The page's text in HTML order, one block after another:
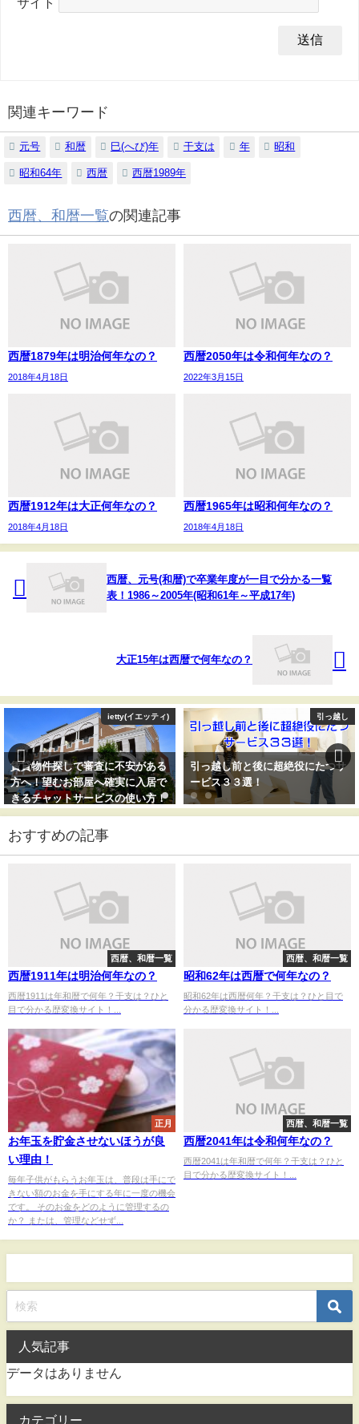
関連キーワード
元号 和暦 巳(へび)年 干支は 年 昭和
昭和64年 西暦 西暦1989年
西暦、和暦一覧の関連記事
西暦1879年は明治何年なの？
2018年4月18日
西暦2050年は令和何年なの？
2022年3月15日
西暦1912年は大正何年なの？
2018年4月18日
西暦1965年は昭和何年なの？
2018年4月18日
西暦、元号(和暦)で卒業年度が一目で分かる一覧
表！1986～2005年(昭和61年～平成17年)
大正15年は西暦で何年なの？
ietty(イエッティ)
賃貸物件探しで審査に不安がある
方へ！望むお部屋へ確実に入居で
きるチャットサービスの使い方！
引っ越し
引っ越し前と後に超絶役にたつサ
ービス３３選！
おすすめの記事
西暦、和暦一覧
西暦1911年は明治何年なの？
西暦1911は年和暦で何年？干支は？ひと
目で分かる歴変換サイト！...
西暦、和暦一覧
昭和62年は西暦で何年なの？
昭和62年は西暦何年？干支は？ひと目で
分かる歴変換サイト！...
正月
お年玉を貯金させないほうが良
い理由！
毎年子供がもらうお年玉は、普段は手にで
きない額のお金を手にする年に一度の機会
です。 そのお金をどのように管理するの
か？ または、管理などせず...
西暦、和暦一覧
西暦2041年は令和何年なの？
西暦2041は年和暦で何年？干支は？ひと
目で分かる歴変換サイト！...
人気記事
データはありません
カテゴリー